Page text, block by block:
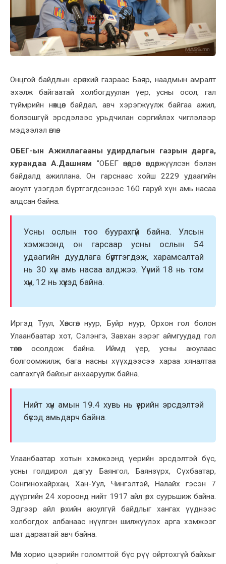
Онцгой байдлын ерөнхий газраас Баяр, наадмын амралт
эхэлж байгаатай холбогдуулан үер, усны осол, гал
түймрийн нөхцөл байдал, авч хэрэгжүүлж байгаа ажил,
болзошгүй эрсдэлээс урьдчилан сэргийлэх чиглэлээр
мэдээлэл өглөө.
ОБЕГ-ын Ажиллагааны удирдлагын газрын дарга,
хурандаа А.Дашням "ОБЕГ өнөөдрөөс өндөржүүлсэн бэлэн
байдалд ажиллана. Он гарснаас хойш 2229 удаагийн
аюулт үзэгдэл бүртгэгдсэнээс 160 гаруй хүн амь насаа
алдсан байна.
Усны ослын тоо буурахгүй байна. Улсын
хэмжээнд он гарсаар усны ослын 54
удаагийн дуудлага бүртгэгдэж, харамсалтай
нь 30 хүн амь насаа алджээ. Үүний 18 нь том
хүн, 12 нь хүүхэд байна.
Иргэд Туул, Хөвсгөл нуур, Буйр нуур, Орхон гол болон
Улаанбаатар хот, Сэлэнгэ, Завхан зэрэг аймгуудад гол
төлөв осолдож байна. Иймд үер, усны аюулаас
болгоомжилж, бага насны хүүхдээсээ хараа хяналтаа
салгахгүй байхыг анхааруулж байна.
Нийт хүн амын 19.4 хувь нь үерийн эрсдэлтэй
бүсэд амьдарч байна.
Улаанбаатар хотын хэмжээнд үерийн эрсдэлтэй бүс,
усны голдирол дагуу Баянгол, Баянзүрх, Сүхбаатар,
Сонгинохайрхан, Хан-Уул, Чингэлтэй, Налайх гэсэн 7
дүүргийн 24 хороонд нийт 1917 айл өрх суурьшиж байна.
Эдгээр айл өрхийн аюулгүй байдлыг хангах үүднээс
холбогдох албанаас нүүлгэн шилжүүлэх арга хэмжээг
шат дараатай авч байна.
Мөн хорио цээрийн голомттой бүс рүү ойртохгүй байхыг